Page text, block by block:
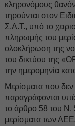
κληρονόμους
τηρούνται στον
Σ.Α.Τ., υπό το
πληρωμής του
ολοκλήρωση της
του δικτύου της
την ημερομηνία
Μερίσματα που δεν
παραγράφονται
το άρθρο 58 του Ν.
μερίσματα των